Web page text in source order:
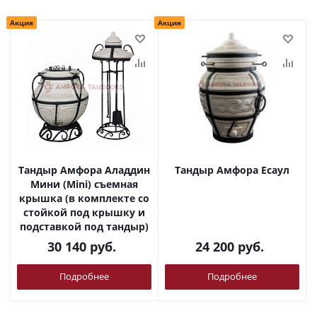
Акция
Тандыр Амфора Аладдин
Мини (Mini) съемная
крышка (в комплекте со
стойкой под крышку и
подставкой под тандыр)
30 140 руб.
Подробнее
Акция
Тандыр Амфора Есаул
24 200 руб.
Подробнее